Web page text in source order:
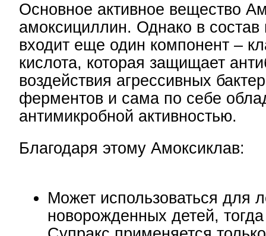
Основное активное вещество
амоксициллин. Однако в состав
входит еще один компонент –
кислота, которая защищает
воздействия агрессивных
ферментов и сама по себе
антимикробной активностью.
Благодаря этому Амоксиклав:
Может использоваться для
новорожденных детей,